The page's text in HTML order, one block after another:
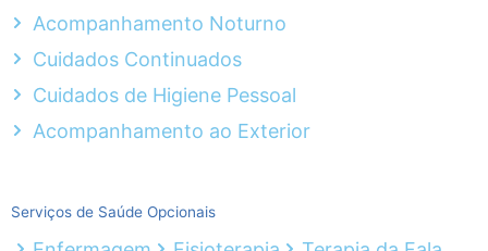
Acompanhamento Noturno
Cuidados Continuados
Cuidados de Higiene Pessoal
Acompanhamento ao Exterior
Serviços de Saúde Opcionais